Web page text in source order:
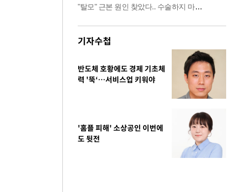
기자수첩
반도체 호황에도 경제 기초체
력 '뚝‘…서비스업 키워야
'홈플 피해' 소상공인 이번에
도 뒷전